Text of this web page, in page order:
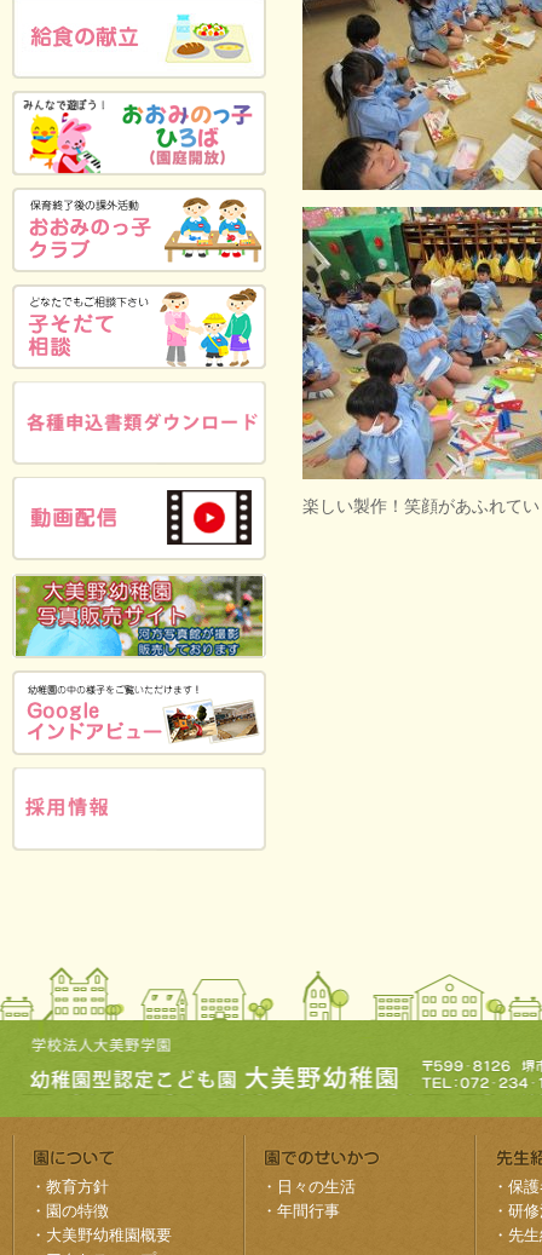
楽しい製作！笑顔があふれて
・ 教育方針
・ 園の特徴
・ 大美野幼稚園概要
・ 日々の生活
・ 年間行事
・ 保
・ 研
・ 先